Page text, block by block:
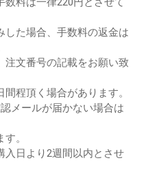
した場合、手数料の返金は
文番号の記載をお願い致
程頂く場合があります。
メールが届かない場合は
。
入日より2週間以内とさせ